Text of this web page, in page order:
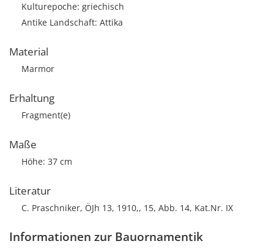
Kulturepoche: griechisch
Antike Landschaft: Attika
Material
Marmor
Erhaltung
Fragment(e)
Maße
Höhe: 37 cm
Literatur
C. Praschniker, ÖJh 13, 1910,, 15, Abb. 14, Kat.Nr. IX
Informationen zur Bauornamentik